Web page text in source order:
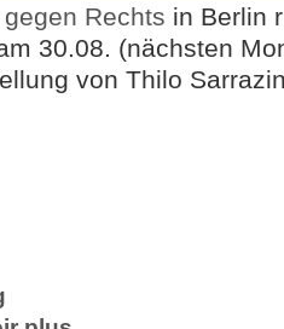
Rechts in Berlin
30.08. (nächsten
von Thilo